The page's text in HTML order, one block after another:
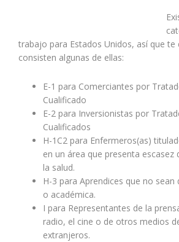
trabajo para Estados Unidos, así que
consisten algunas de ellas:
E-1 para Comerciantes por
Cualificado
E-2 para Inversionistas por
Cualificados
H-1C2 para Enfermeros(as)
en un área que presenta escasez
la salud.
H-3 para Aprendices que no
o académica.
I para Representantes de la
radio, el cine o de otros medios
extranjeros.